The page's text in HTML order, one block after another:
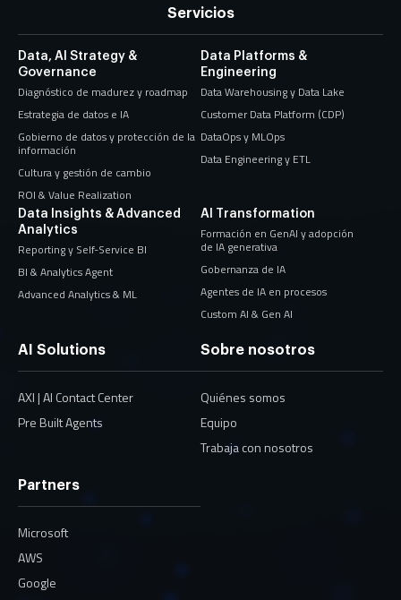
Servicios
Data, AI Strategy &
Governance
Diagnóstico de madurez y roadmap
Estrategia de datos e IA
Gobierno de datos y protección de la
información
Cultura y gestión de cambio
ROI & Value Realization
Data Platforms &
Engineering
Data Warehousing y Data Lake
Customer Data Platform (CDP)
DataOps y MLOps
Data Engineering y ETL
Data Insights & Advanced
Analytics
Reporting y Self-Service BI
BI & Analytics Agent
Advanced Analytics & ML
AI Transformation
Formación en GenAI y adopción
de IA generativa
Gobernanza de IA
Agentes de IA en procesos
Custom AI & Gen AI
AI Solutions
AXI | AI Contact Center
Pre Built Agents
Sobre nosotros
Quiénes somos
Equipo
Trabaja con nosotros
Partners
Microsoft
AWS
Google